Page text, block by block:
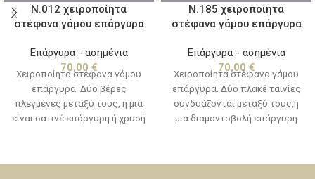
Ν.012 χειροποίητα
στέφανα γάμου επάργυρα
Επάργυρα - ασημένια
70,00 €
Χειροποίητα στέφανα γάμου
επάργυρα. Δύο βέρες
πλεγμένες μεταξύ τους, η μια
είναι σατινέ επάργυρη ή χρυσή
Ν.185 χειροποίητα
στέφανα γάμου επάργυρα
Επάργυρα - ασημένια
70,00 €
Χειροποίητα στέφανα γάμου
επάργυρα. Δύο πλακέ ταινίες
συνδυάζονται μεταξύ τους,η
μια διαμαντοβολή επάργυρη
Είναι αμετάβλητα στο χρόνο